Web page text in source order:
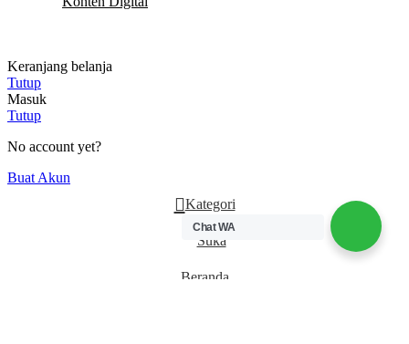
Keranjang belanja
Tutup
Masuk
Tutup
No account yet?
Buat Akun
Kategori
Suka
Beranda
Chat WA